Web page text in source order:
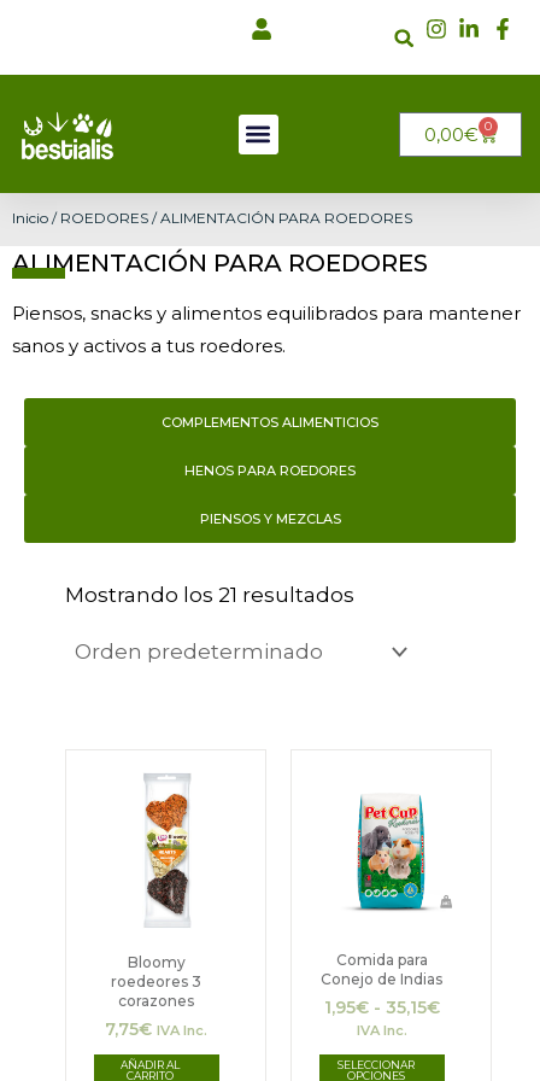
0,00€ 0
Inicio / ROEDORES / ALIMENTACIÓN PARA ROEDORES
ALIMENTACIÓN PARA ROEDORES
Piensos, snacks y alimentos equilibrados para mantener
sanos y activos a tus roedores.
COMPLEMENTOS ALIMENTICIOS
HENOS PARA ROEDORES
PIENSOS Y MEZCLAS
Mostrando los 21 resultados
Bloomy
roedeores 3
corazones
7,75€ IVA Inc.
AÑADIR AL
CARRITO
Comida para
Conejo de Indias
1,95€ - 35,15€
35,15€
IVA Inc.
SELECCIONAR
OPCIONES
producto
tiene
múltiples
variantes.
Las
opciones
se
pueden